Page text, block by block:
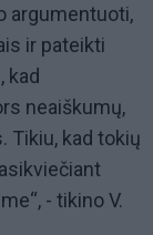
argumentuoti,
ir pateikti
kad
neaiškumų,
Tikiu, kad tokių
- tikino V.